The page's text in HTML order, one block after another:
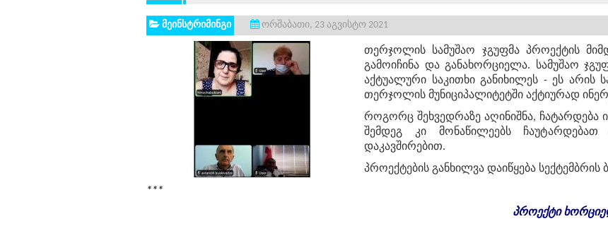
მეინსტრიმინგი ორშაბათი, 23 აგვისტო 2021
თერჯოლის სამუშაო ჯგუფმა პროექტის
გამოიჩინა და განახორციელა. სამუშაო
აქტუალური საკითხი განიხილეს - ეს არის
თერჯოლის მუნიციპალიტეტში აქტიურად
როგორც შეხვედრაზე აღინიშნა, ჩატარდება
შემდეგ კი მონაწილეებს ჩაუტარდებათ
დაკავშირებით.
პროექტების განხილვა დაიწყება
***
პროექტი